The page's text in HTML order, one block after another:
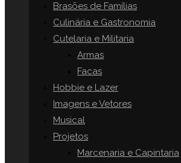
Brasões de Famílias
Culinária e Gastronomia
Cutelaria e Militaria
Armas
Facas
Hobbie e Lazer
Imagens e Vetores
Musical
Projetos
Marcenaria e Capintaria